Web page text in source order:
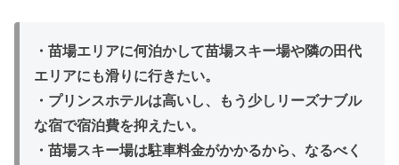
・苗場エリアに何泊かして苗場スキー場や隣の田代
エリアにも滑りに行きたい。
・プリンスホテルは高いし、もう少しリーズナブル
な宿で宿泊費を抑えたい。
・苗場スキー場は駐車料金がかかるから、なるべく